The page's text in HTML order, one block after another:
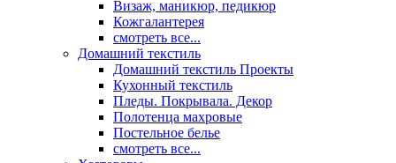
Визаж, маникюр, педикюр
Кожгалантерея
смотреть все...
Домашний текстиль
Домашний текстиль Проекты
Кухонный текстиль
Пледы. Покрывала. Декор
Полотенца махровые
Постельное белье
смотреть все...